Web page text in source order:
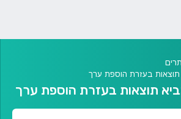
תוצאות בעזרת הוספת ערך
תוצאות בעזרת הוספת ערך